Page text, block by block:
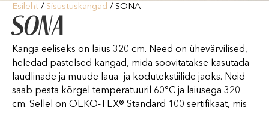
Esileht / Sisustuskangad / SONA
SONA
Kanga eeliseks on laius 320 cm. Need on ühevärvilised,
heledad pastelsed kangad, mida soovitatakse kasutada
laudlinade ja muude laua- ja kodutekstiilide jaoks. Neid
saab pesta kõrgel temperatuuril 60°C ja laiusega 320
cm. Sellel on OEKO-TEX® Standard 100 sertifikaat, mis